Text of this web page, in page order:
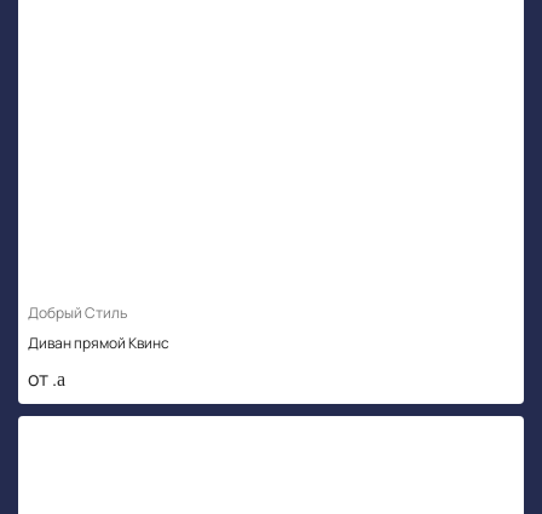
Добрый Стиль
Диван прямой Квинс
от .